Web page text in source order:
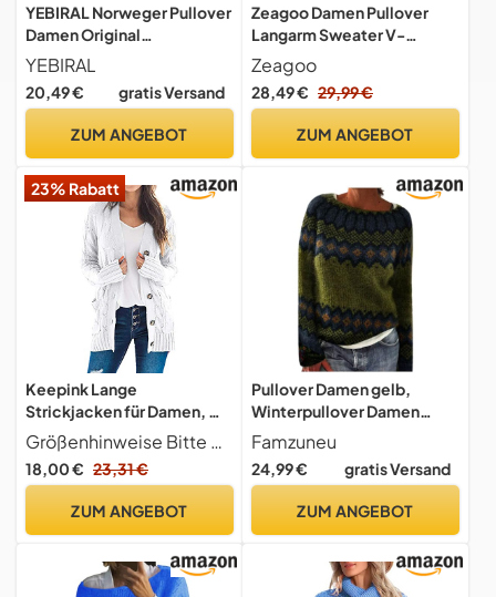
YEBIRAL Norweger Pullover
Damen Original
Weihnachten Pullover
Winter Kaschmir Pullis
Langarm Oberteile Elegant
Winterpullover
YEBIRAL
20,49 € gratis Versand
ZUM ANGEBOT
Zeagoo Damen Pullover
Langarm Sweater V-
Ausschnitt Strickpullover
Elegant Pulli Loose
Häkelpullover Oberteil für
Zeagoo
28,49 € 29,99 €
ZUM ANGEBOT
23% Rabatt
Keepink Lange
Strickjacken für Damen, mit
Taschen,
Grobstrickpullover,
langärmelig, Knopf-Top,
gerippt, leichte Jacke,
36-50, 1 x Weiß, 44
Größenhinweise Bitte beachte vor der Bestellung die linke Größentabelle im Produktbild oder die Anweisungen (evtl. nicht in deutscher Sprache). Es sind asiatische Größen, die in der Regel kleiner ausfallen als EU-Größen. Wenn du eine lockerere Passform wünschst, empfiehlt es sich, 1 oder 2 Größen größer als üblich zu wählen. - Wir danken für deine Unterstützung.
18,00 € 23,31 €
ZUM ANGEBOT
Pullover Damen gelb,
Winterpullover Damen
Warm Elegant Winter
Kaschmir Pullover Große
Größen Sweatshirt mit
Wollpullover Langarm
Famzuneu
24,99 € gratis Versand
ZUM ANGEBOT